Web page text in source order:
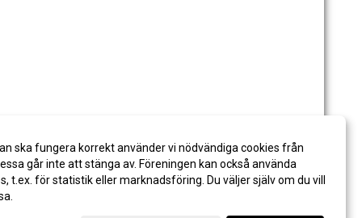
ska fungera korrekt använder vi nödvändiga cookies från
går inte att stänga av. Föreningen kan också använda
t.ex. för statistik eller marknadsföring. Du väljer själv om du vill